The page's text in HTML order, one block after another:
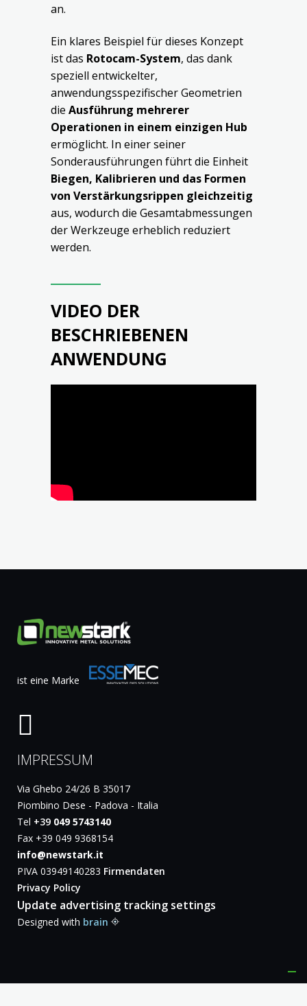
an.
Ein klares Beispiel für dieses Konzept
ist das Rotocam-System, das dank
speziell entwickelter,
anwendungsspezifischer Geometrien
die Ausführung mehrerer
Operationen in einem einzigen Hub
ermöglicht. In einer seiner
Sonderausführungen führt die Einheit
Biegen, Kalibrieren und das Formen
von Verstärkungsrippen gleichzeitig
aus, wodurch die Gesamtabmessungen
der Werkzeuge erheblich reduziert
werden.
VIDEO DER
BESCHRIEBENEN
ANWENDUNG
ist eine Marke
IMPRESSUM
Via Ghebo 24/26 B 35017
Piombino Dese - Padova - Italia
Tel +39 049 5743140
Fax +39 049 9368154
info@newstark.it
PIVA 03949140283 Firmendaten
Privacy Policy
Update advertising tracking settings
Designed with brain